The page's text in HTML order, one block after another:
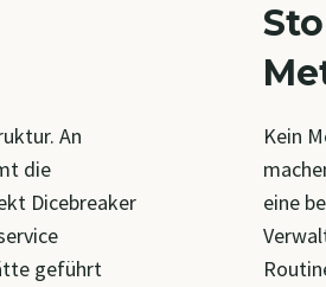
An
die
Dicebreaker
geführt
Kein
eine